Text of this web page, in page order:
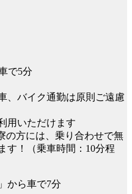
で5分
、バイク通勤は原則ご遠慮
用いただけます
の方には、乗り合わせで無
す！（乗車時間：10分程
から車で7分